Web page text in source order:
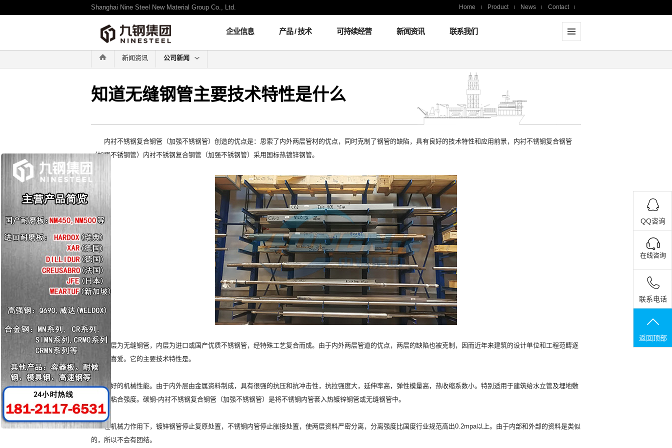
-->
Shanghai Nine Steel New Material Group Co., Ltd. Home Product News Contact
企业信息 产品 / 技术 可持续经营 新闻资讯 联系我们
新闻资讯 公司新闻
知道无缝钢管主要技术特性是什么
内衬不锈钢复合钢管（加强不锈钢管）创造的优点是：思索了内外两层管材的优点，同时克制了钢管的缺陷，具有良好的技术特性和应用前景，内衬不锈钢复合钢管
（加强不锈钢管）内衬不锈钢复合钢管（加强不锈钢管）采用国标热镀锌钢管。
外层为无缝钢管，内层为进口或国产优质不锈钢管，经特殊工艺复合而成。由于内外两层管道的优点，两层的缺陷也被克制，因而近年来建筑的设计单位和工程范畴逐
步遭到喜爱。它的主要技术特性是。
良好的机械性能。由于内外层由金属资料制成，具有很强的抗压和抗冲击性，抗拉强度大，延伸率高，弹性模量高，热收缩系数小。特别适用于建筑给水立管及埋地敷
设，高粘合强度。碳钢-内衬不锈钢复合钢管（加强不锈钢管）是将不锈钢内管套入热镀锌钢管或无缝钢管中。
在机械力作用下，镀锌钢管停止复原处置，不锈钢内管停止胀接处置，使两层资料严密分离，分离强度比国度行业规范高出0.2mpa以上。由于内部和外部的资料是类似
的，所以不会有团结。
QQ咨询
在线咨询
联系电话
返回顶部